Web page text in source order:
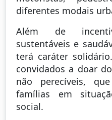
diferentes modais
Além de
sustentáveis e
terá caráter
convidados a doar
não perecíveis,
famílias em
social.